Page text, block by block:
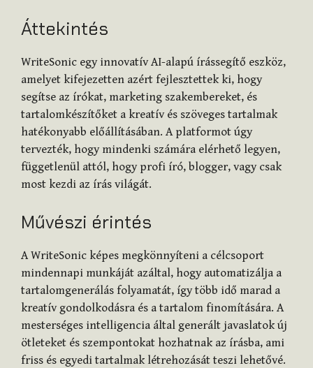
Áttekintés
WriteSonic egy innovatív AI-alapú írássegítő eszköz,
amelyet kifejezetten azért fejlesztettek ki, hogy
segítse az írókat, marketing szakembereket, és
tartalomkészítőket a kreatív és szöveges tartalmak
hatékonyabb előállításában. A platformot úgy
tervezték, hogy mindenki számára elérhető legyen,
függetlenül attól, hogy profi író, blogger, vagy csak
most kezdi az írás világát.
Művészi érintés
A WriteSonic képes megkönnyíteni a célcsoport
mindennapi munkáját azáltal, hogy automatizálja a
tartalomgenerálás folyamatát, így több idő marad a
kreatív gondolkodásra és a tartalom finomítására. A
mesterséges intelligencia által generált javaslatok új
ötleteket és szempontokat hozhatnak az írásba, ami
friss és egyedi tartalmak létrehozását teszi lehetővé.